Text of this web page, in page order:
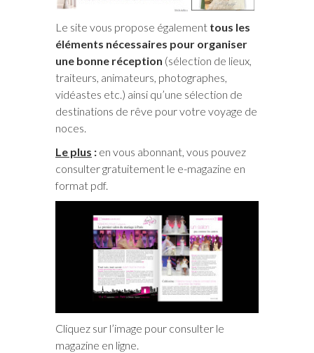
Le site vous propose également tous les
éléments nécessaires pour organiser
une bonne réception (sélection de lieux,
traiteurs, animateurs, photographes,
vidéastes etc.) ainsi qu’une sélection de
destinations de rêve pour votre voyage de
noces.
Le plus : en vous abonnant, vous pouvez
consulter gratuitement le e-magazine en
format pdf.
Cliquez sur l’image pour consulter le
magazine en ligne.